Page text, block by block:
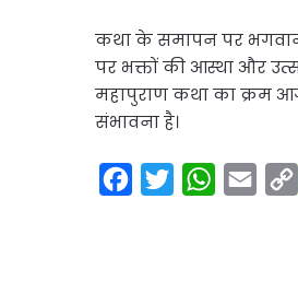
कथा के समापन पर भगवान
पर भक्तों की आस्था और
महापुराण कथा का क्रम
संभावना है।
W